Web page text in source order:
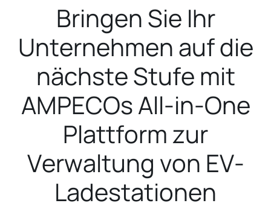
Bringen Sie Ihr
Unternehmen auf die
nächste Stufe mit
AMPECOs All-in-One
Plattform zur
Verwaltung von EV-
Ladestationen